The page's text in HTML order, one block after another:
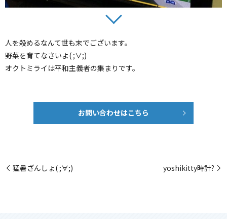
人を殺めるなんて世も末でございます。
野菜を育てなさいよ( ;∀;)
オクトミライは平和主義者の集まりです。
お問い合わせはこちら
猛暑ざんしょ( ;∀;) yoshikitty時計?